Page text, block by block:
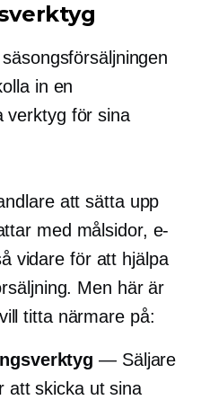
in en
verktyg för sina
att sätta upp
med målsidor, e-
vidare för att hjälpa
Men här är
titta närmare på:
— Säljare
att skicka ut sina